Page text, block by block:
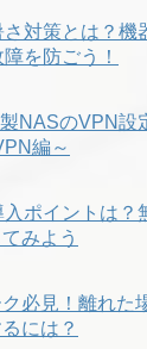
さ対策とは？機
を防ごう！
NASのVPN設
編～
入ポイントは？
みよう
必見！離れた
には？